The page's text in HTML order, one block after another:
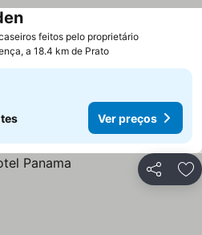
feitos pelo proprietário
a 18.4 km de Prato
Ver preços
Partilhar